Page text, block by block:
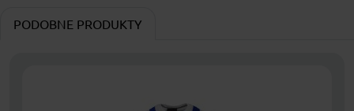
PODOBNE PRODUKTY